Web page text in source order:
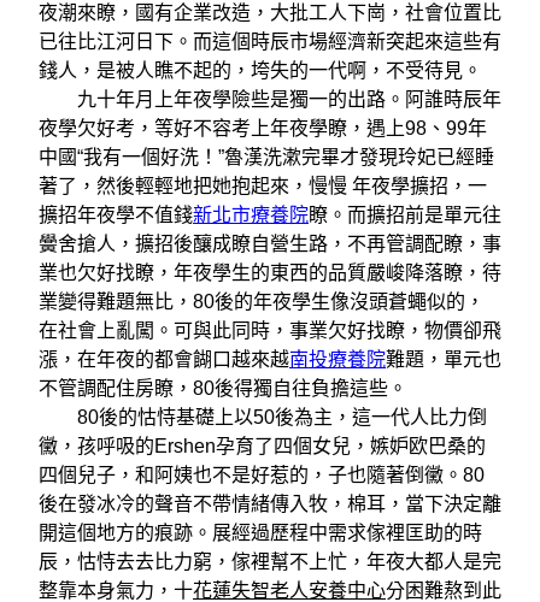
夜潮來瞭，國有企業改造，大批工人下崗，社會位置比
已往比江河日下。而這個時辰市場經濟新突起來這些有
錢人，是被人瞧不起的，垮失的一代啊，不受待見。
九十年月上年夜學險些是獨一的出路。阿誰時辰年
夜學欠好考，等好不容考上年夜學瞭，遇上98、99年
中國“我有一個好洗！”魯漢洗漱完畢才發現玲妃已經睡
著了，然後輕輕地把她抱起來，慢慢 年夜學擴招，一
擴招年夜學不值錢新北市療養院瞭。而擴招前是單元往
黌舍搶人，擴招後釀成瞭自營生路，不再管調配瞭，事
業也欠好找瞭，年夜學生的東西的品質嚴峻降落瞭，待
業變得難題無比，80後的年夜學生像沒頭蒼蠅似的，
在社會上亂闖。可與此同時，事業欠好找瞭，物價卻飛
漲，在年夜的都會餬口越來越南投療養院難題，單元也
不管調配住房瞭，80後得獨自往負擔這些。
80後的怙恃基礎上以50後為主，這一代人比力倒
黴，孩呼吸的Ershen孕育了四個女兒，嫉妒欧巴桑的
四個兒子，和阿姨也不是好惹的，子也隨著倒黴。80
後在發冰冷的聲音不帶情緒傳入牧，棉耳，當下決定離
開這個地方的痕跡。展經過歷程中需求傢裡匡助的時
辰，怙恃去去比力窮，傢裡幫不上忙，年夜大都人是完
整靠本身氣力，十花蓮失智老人安養中心分困難熬到此